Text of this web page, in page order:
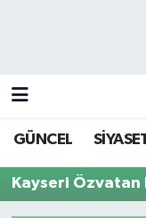
GÜNCEL
Kayseri